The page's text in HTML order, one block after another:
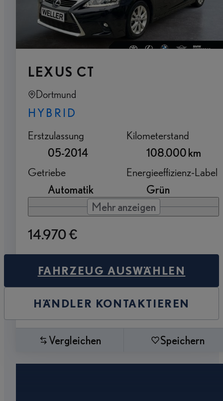
LEXUS CT
Dortmund
HYBRID
Erstzulassung
05-2014
Kilometerstand
108.000 km
Getriebe
Automatik
Energieeffizienz-Label
Grün
Mehr anzeigen
14.970 €
FAHRZEUG AUSWÄHLEN
HÄNDLER KONTAKTIEREN
Vergleichen Speichern